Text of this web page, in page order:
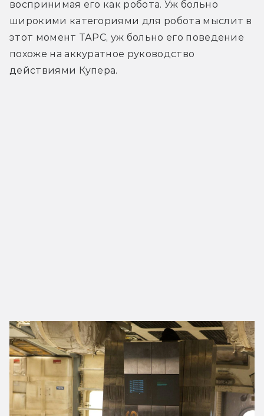
воспринимая его как робота. Уж больно
широкими категориями для робота мыслит в
этот момент ТАРС, уж больно его поведение
похоже на аккуратное руководство
действиями Купера.